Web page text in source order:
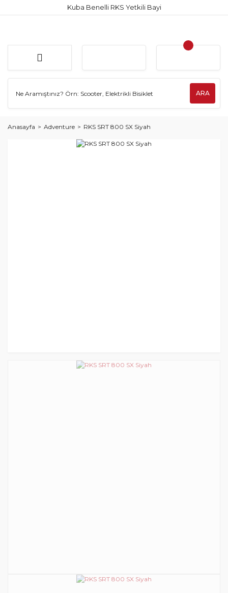
Kuba Benelli RKS Yetkili Bayi
ARA
Anasayfa Adventure RKS SRT 800 SX Siyah